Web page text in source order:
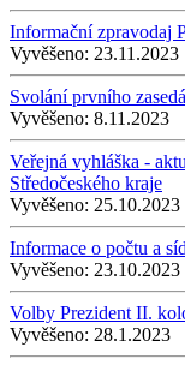
Informační zpravodaj
Vyvěšeno: 23.11.2023
Svolání prvního
Vyvěšeno: 8.11.2023
Veřejná vyhláška -
Středočeského kraje
Vyvěšeno: 25.10.2023
Informace o počtu a
Vyvěšeno: 23.10.2023
Volby Prezident II.
Vyvěšeno: 28.1.2023